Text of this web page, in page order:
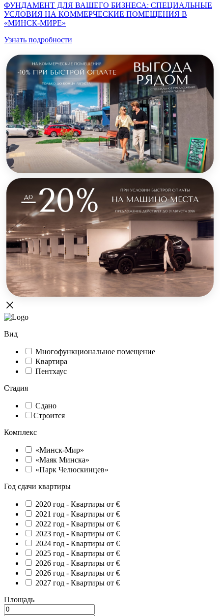
ФУНДАМЕНТ ДЛЯ ВАШЕГО БИЗНЕСА: СПЕЦИАЛЬНЫЕ
УСЛОВИЯ НА КОММЕРЧЕСКИЕ ПОМЕЩЕНИЯ В
«МИНСК-МИРЕ»
Узнать подробности
Вид
Многофункциональное помещение
Квартира
Пентхаус
Стадия
Сдано
Строится
Комплекс
«Минск-Мир»
«Маяк Минска»
«Парк Челюскинцев»
Год сдачи квартиры
2020 год - Квартиры от €
2021 год - Квартиры от €
2022 год - Квартиры от €
2023 год - Квартиры от €
2024 год - Квартиры от €
2025 год - Квартиры от €
2026 год - Квартиры от €
2026 год - Квартиры от €
2027 год - Квартиры от €
Площадь